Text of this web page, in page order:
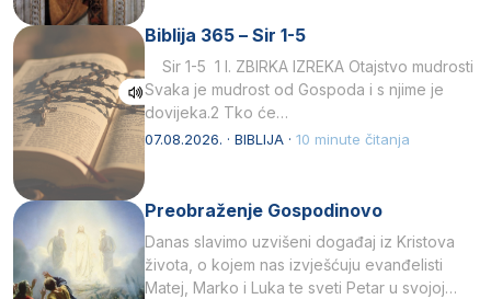
Biblija 365 – Sir 1-5
Sir 1-5 1 I. ZBIRKA IZREKA Otajstvo mudrosti
Svaka je mudrost od Gospoda i s njime je
dovijeka.2 Tko će…
07.08.2026. · BIBLIJA · 10 minute čitanja
Preobraženje Gospodinovo
Danas slavimo uzvišeni događaj iz Kristova
života, o kojem nas izvješćuju evanđelisti
Matej, Marko i Luka te sveti Petar u svojoj